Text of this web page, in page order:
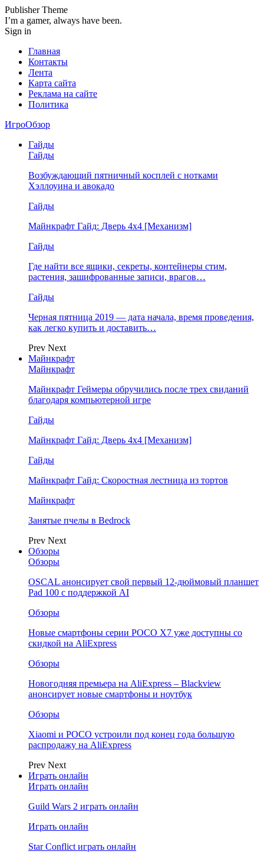
Publisher Theme
I’m a gamer, always have been.
Sign in
Главная
Контакты
Лента
Карта сайта
Реклама на сайте
Политика
ИгроОбзор
Гайды
Гайды
Возбуждающий пятничный косплей с нотками
Хэллоуина и авокадо
Гайды
Майнкрафт Гайд: Дверь 4х4 [Механизм]
Гайды
Где найти все ящики, секреты, контейнеры стим,
растения, зашифрованные записи, врагов…
Гайды
Черная пятница 2019 — дата начала, время проведения,
как легко купить и доставить…
Prev Next
Майнкрафт
Майнкрафт
Майнкрафт Геймеры обручились после трех свиданий
благодаря компьютерной игре
Гайды
Майнкрафт Гайд: Дверь 4х4 [Механизм]
Гайды
Майнкрафт Гайд: Скоростная лестница из тортов
Майнкрафт
Занятые пчелы в Bedrock
Prev Next
Обзоры
Обзоры
OSCAL анонсирует свой первый 12-дюймовый планшет
Pad 100 с поддержкой AI
Обзоры
Новые смартфоны серии POCO X7 уже доступны со
скидкой на AliExpress
Обзоры
Новогодняя премьера на AliExpress – Blackview
анонсирует новые смартфоны и ноутбук
Обзоры
Xiaomi и POCO устроили под конец года большую
распродажу на AliExpress
Prev Next
Играть онлайн
Играть онлайн
Guild Wars 2 играть онлайн
Играть онлайн
Star Conflict играть онлайн